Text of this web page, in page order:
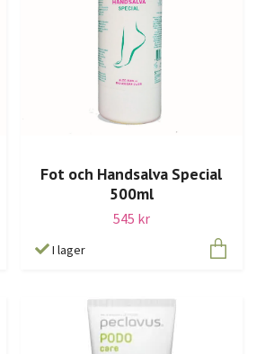
Fot och Handsalva Special
500ml
545 kr
I lager